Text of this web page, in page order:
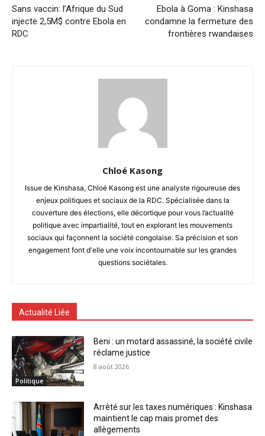
Sans vaccin: l’Afrique du Sud
injecte 2,5M$ contre Ebola en
RDC
Ebola à Goma : Kinshasa
condamne la fermeture des
frontières rwandaises
Chloé Kasong
Issue de Kinshasa, Chloé Kasong est une analyste rigoureuse des
enjeux politiques et sociaux de la RDC. Spécialisée dans la
couverture des élections, elle décortique pour vous l’actualité
politique avec impartialité, tout en explorant les mouvements
sociaux qui façonnent la société congolaise. Sa précision et son
engagement font d'elle une voix incontournable sur les grandes
questions sociétales.
Actualité Liée
Politique
Beni : un motard assassiné, la société civile
réclame justice
8 août 2026
Arrêté sur les taxes numériques : Kinshasa
maintient le cap mais promet des
allègements